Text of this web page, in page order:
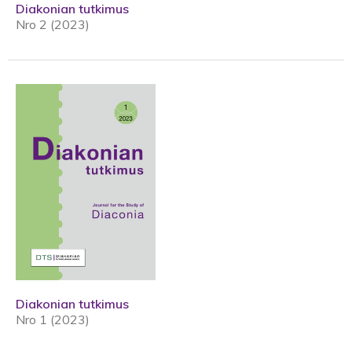
Diakonian tutkimus
Nro 2 (2023)
Diakonian tutkimus
Nro 1 (2023)